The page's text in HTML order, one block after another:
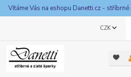
Vítáme Vás na eshopu Danetti.cz -
CZK